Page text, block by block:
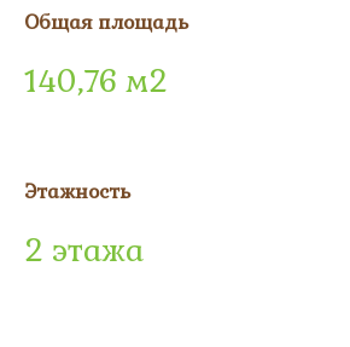
Общая площадь
140,76 м2
Этажность
2 этажа